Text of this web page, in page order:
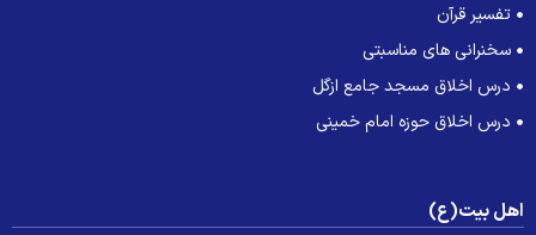
تفسیر قرآن
سخنرانی های مناسبتی
درس اخلاق مسجد جامع ازگل
درس اخلاق حوزه امام خمینی
بیت(ع)